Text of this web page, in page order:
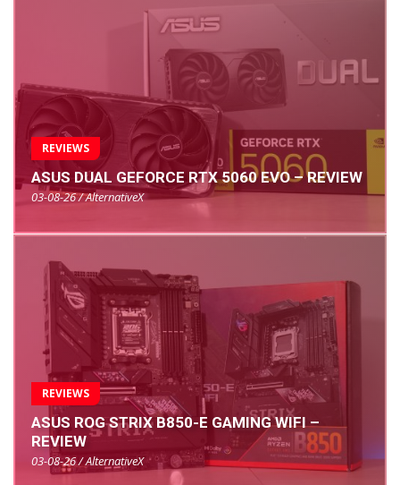
REVIEWS
ASUS DUAL GEFORCE RTX 5060 EVO – REVIEW
03-08-26 / AlternativeX
REVIEWS
ASUS ROG STRIX B850-E GAMING WIFI –
REVIEW
03-08-26 / AlternativeX